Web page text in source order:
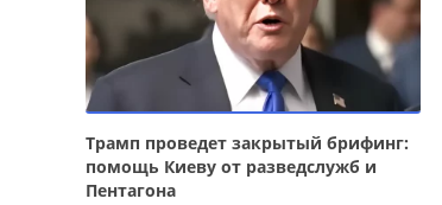
Трамп проведет закрытый брифинг:
помощь Киеву от разведслужб и
Пентагона